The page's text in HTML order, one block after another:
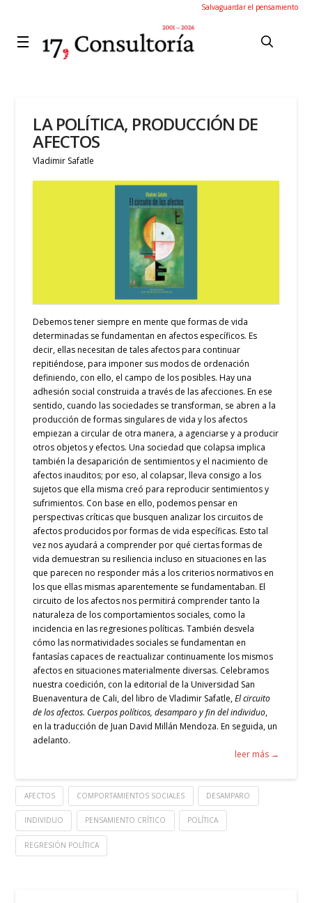
Salvaguardar el pensamiento
LA POLÍTICA, PRODUCCIÓN DE
AFECTOS
Vladimir Safatle
Debemos tener siempre en mente que formas de vida
determinadas se fundamentan en afectos específicos. Es
decir, ellas necesitan de tales afectos para continuar
repitiéndose, para imponer sus modos de ordenación
definiendo, con ello, el campo de los posibles. Hay una
adhesión social construida a través de las afecciones.En ese
sentido, cuando las sociedades se transforman, se abren a la
producción de formas singulares de vida y los afectos
empiezan a circular de otra manera, a agenciarse y a producir
otros objetos y efectos.Una sociedad que colapsa implica
también la desaparición de sentimientos y el nacimiento de
afectos inauditos; por eso, al colapsar, lleva consigo a los
sujetos que ella misma creópara reproducir sentimientos y
sufrimientos. Con base en ello, podemos pensar en
perspectivas críticas que busquen analizar los circuitos de
afectos producidos por formas de vida específicas. Esto tal
vez nos ayudará a comprender por qué ciertas formas de
vida demuestran su resiliencia incluso en situaciones en las
que parecen no responder más a los criterios normativos en
los que ellas mismas aparentemente se fundamentaban. El
circuito de los afectos nos permitirá comprender tanto la
naturaleza de los comportamientos sociales, como la
incidencia en las regresiones políticas. También desvela
cómo las normatividades sociales se fundamentan en
fantasías capaces de reactualizar continuamente los mismos
afectos en situaciones materialmente diversas. Celebramos
nuestra coedición, con la editorial de la Universidad San
Buenaventura de Cali, del libro de Vladimir Safatle,El circuito
de los afectos. Cuerpos políticos, desamparo y fin del individuo,
en la traducción de Juan David Millán Mendoza. En seguida, un
adelanto.
leer más →
AFECTOS COMPORTAMIENTOS SOCIALES DESAMPARO
INDIVIDUO PENSAMIENTO CRÍTICO POLÍTICA
REGRESIÓN POLÍTICA